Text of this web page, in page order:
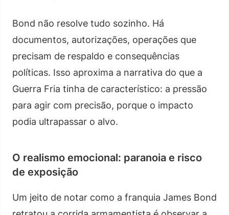
Bond não resolve tudo sozinho. Há
documentos, autorizações, operações que
precisam de respaldo e consequências
políticas. Isso aproxima a narrativa do que a
Guerra Fria tinha de característico: a pressão
para agir com precisão, porque o impacto
podia ultrapassar o alvo.
O realismo emocional: paranoia e risco
de exposição
Um jeito de notar como a franquia James Bond